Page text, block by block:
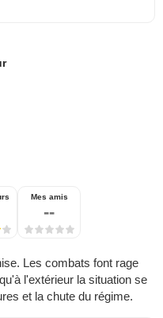
Mes amis
--
Les combats font rage
l'extérieur la situation se
et la chute du régime.